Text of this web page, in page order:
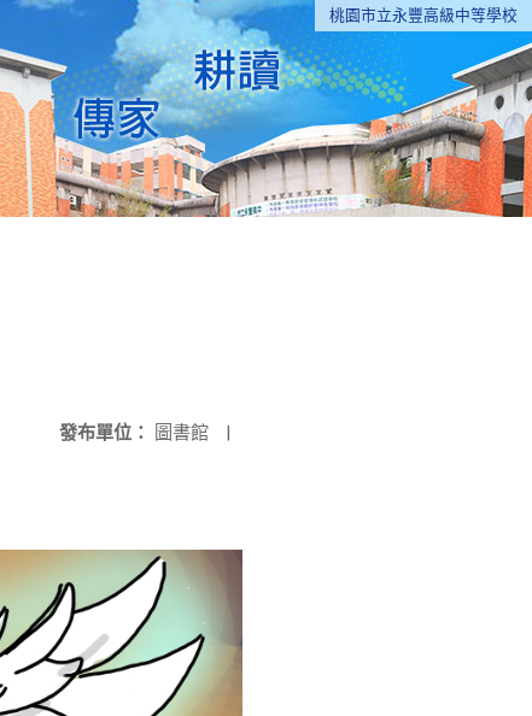
桃園市立永豐高級中等學校
發布單位： 圖書館 |